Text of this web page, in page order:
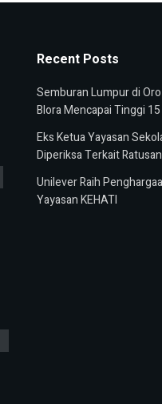
Recent Posts
Semburan Lumpur di
Blora Mencapai Tinggi
Eks Ketua Yayasan
Diperiksa Terkait
Unilever Raih
Yayasan KEHATI